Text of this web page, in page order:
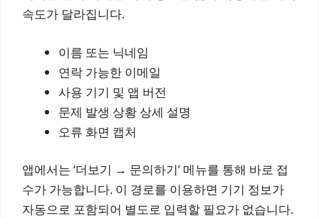
속도가 달라집니다.
이름 또는 닉네임
연락 가능한 이메일
사용 기기 및 앱 버전
문제 발생 상황 상세 설명
오류 화면 캡처
앱에서는 ‘더보기 → 문의하기’ 메뉴를 통해 바로 접
수가 가능합니다. 이 경로를 이용하면 기기 정보가
자동으로 포함되어 별도로 입력할 필요가 없습니다.